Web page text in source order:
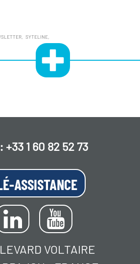
SYTELINE
+33 1 60 82 52 73
ASSISTANCE
VOLTAIRE